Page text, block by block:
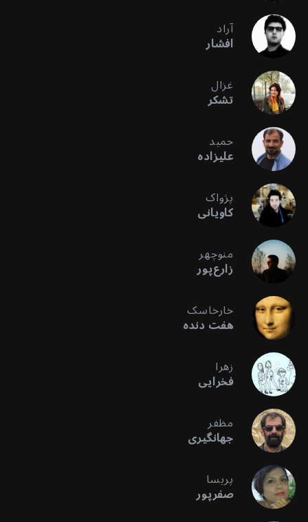
آراد
افشار
غزال
تشکر
حمید
علیزاده
پژواک
کاویانی
منوچهر
زارع‌پور
خارخاسک
هفت دنده
زهرا
فخرایی
مظفر
جهانگیری
پریسا
صفرپور